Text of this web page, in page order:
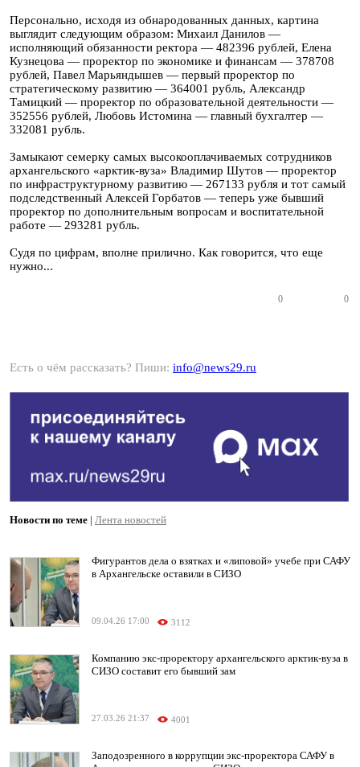
Персонально, исходя из обнародованных данных, картина
выглядит следующим образом: Михаил Данилов —
исполняющий обязанности ректора — 482396 рублей, Елена
Кузнецова — проректор по экономике и финансам — 378708
рублей, Павел Марьяндышев — первый проректор по
стратегическому развитию — 364001 рубль, Александр
Тамицкий — проректор по образовательной деятельности —
352556 рублей, Любовь Истомина — главный бухгалтер —
332081 рубль.
Замыкают семерку самых высокооплачиваемых сотрудников
архангельского «арктик-вуза» Владимир Шутов — проректор
по инфраструктурному развитию — 267133 рубля и тот самый
подследственный Алексей Горбатов — теперь уже бывший
проректор по дополнительным вопросам и воспитательной
работе — 293281 рубль.
Судя по цифрам, вполне прилично. Как говорится, что еще
нужно...
0 0
Есть о чём рассказать? Пиши: info@news29.ru
Новости по теме | Лента новостей
Фигурантов дела о взятках и «липовой» учебе при САФУ
в Архангельске оставили в СИЗО
09.04.26 17:00 3112
Компанию экс-проректору архангельского арктик-вуза в
СИЗО составит его бывший зам
27.03.26 21:37 4001
Заподозренного в коррупции экс-проректора САФУ в